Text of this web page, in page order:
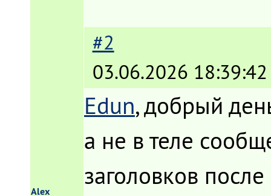
Alex
#2
03.06.2026 18:39:42
Edun, добрый
а не в теле
заголовков